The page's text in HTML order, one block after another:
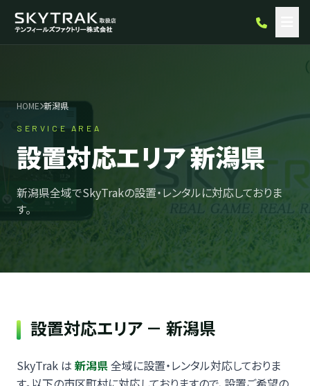
HOME 新潟県
SERVICE AREA
設置対応エリア 新潟県
新潟県全域でSkyTrakの設置・レンタルに対応しておりま
す。
設置対応エリア － 新潟県
SkyTrak は 新潟県全域に設置・レンタル対応しておりま